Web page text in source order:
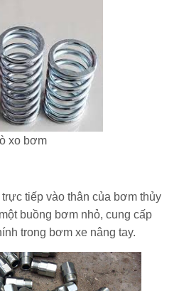
xo bơm
tiếp vào thân của bơm thủy
buồng bơm nhỏ, cung cấp
trong bơm xe nâng tay.